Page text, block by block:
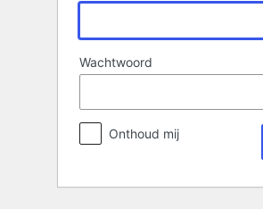
Wachtwoord
Onthoud mij